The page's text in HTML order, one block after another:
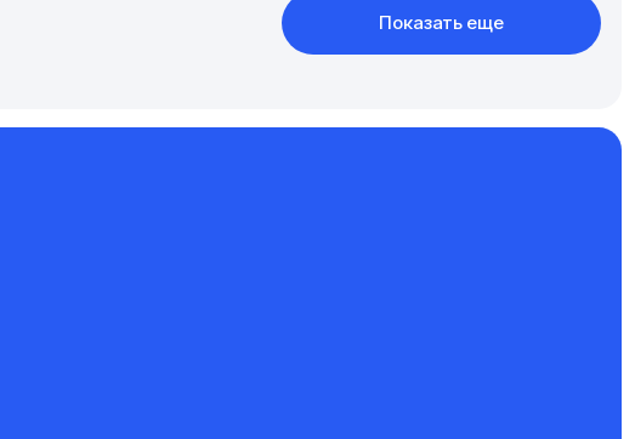
Показать еще